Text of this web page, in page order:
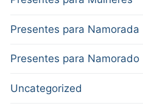
Presentes para Namorada
Presentes para Namorado
Uncategorized